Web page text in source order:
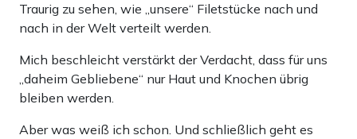
Traurig zu sehen, wie „unsere“ Filetstücke nach und
nach in der Welt verteilt werden.
Mich beschleicht verstärkt der Verdacht, dass für uns
„daheim Gebliebene“ nur Haut und Knochen übrig
bleiben werden.
Aber was weiß ich schon. Und schließlich geht es